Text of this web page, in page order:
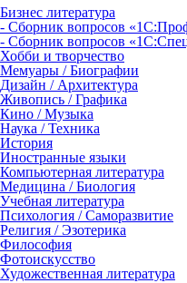
Бизнес литература
- Сборник вопросов
- Сборник вопросов
Хобби и творчество
Мемуары / Биографии
Дизайн / Архитектура
Живопись / Графика
Кино / Музыка
Наука / Техника
История
Иностранные языки
Компьютерная литература
Медицина / Биология
Учебная литература
Психология / Саморазвитие
Религия / Эзотерика
Философия
Фотоискусство
Художественная литература